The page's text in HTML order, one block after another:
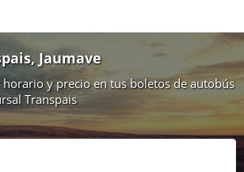
Jaumave
y precio en tus boletos de autobús
Transpais